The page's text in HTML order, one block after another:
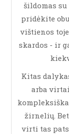
šildomas
pridėkite
vištienos
skardos - ir
Kitas
arba
žirnelių.
virti tas